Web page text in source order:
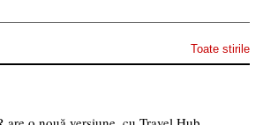
Toate stirile